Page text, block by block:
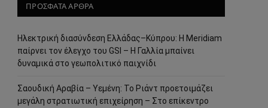
ΠΡΟΣΦΑΤΑ ΑΡΘΡΑ
Ηλεκτρική διασύνδεση Ελλάδας–Κύπρου: Η Meridiam
παίρνει τον έλεγχο του GSI – Η Γαλλία μπαίνει
δυναμικά στο γεωπολιτικό παιχνίδι
Σαουδική Αραβία – Υεμένη: Το Ριάντ προετοιμάζει
μεγάλη στρατιωτική επιχείρηση – Στο επίκεντρο